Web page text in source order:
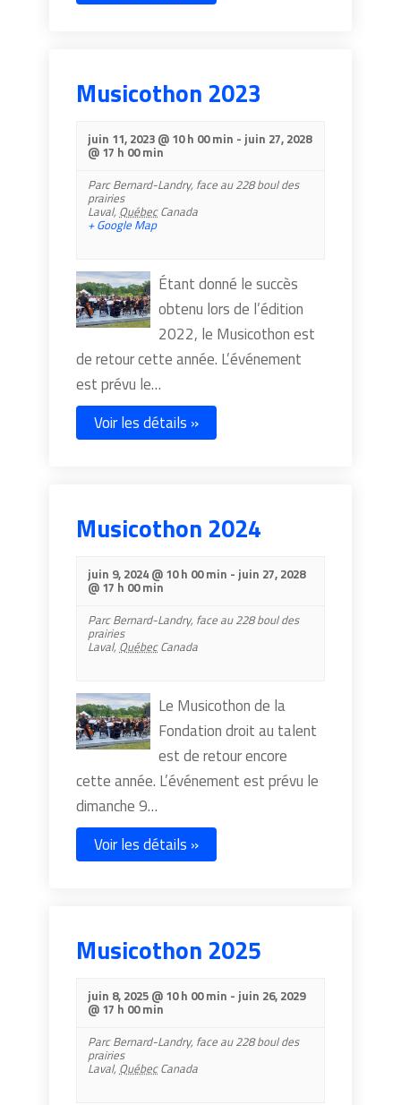
Musicothon 2023
juin 11, 2023 @ 10 h 00 min - juin 27, 2028
@ 17 h 00 min
Parc Bernard-Landry, face au 228 boul des
prairies
Laval, Québec Canada
+ Google Map
Étant donné le succès
obtenu lors de l’édition
2022, le Musicothon est
de retour cette année. L’événement
est prévu le…
Voir les détails »
Musicothon 2024
juin 9, 2024 @ 10 h 00 min - juin 27, 2028
@ 17 h 00 min
Parc Bernard-Landry, face au 228 boul des
prairies
Laval, Québec Canada
Le Musicothon de la
Fondation droit au talent
est de retour encore
cette année. L’événement est prévu le
dimanche 9…
Voir les détails »
Musicothon 2025
juin 8, 2025 @ 10 h 00 min - juin 26, 2029
@ 17 h 00 min
Parc Bernard-Landry, face au 228 boul des
prairies
Laval, Québec Canada